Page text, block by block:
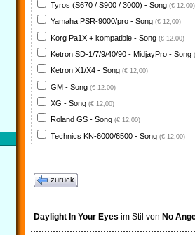
Tyros (S670 / S900 / 3000) - Song (€ 12,00)
Yamaha PSR-9000/pro - Song (€ 12,00)
Korg Pa1X + kompatible - Song (€ 12,00)
Ketron SD-1/7/9/40/90 - MidjayPro - Song
Ketron X1/X4 - Song (€ 12,00)
GM - Song (€ 12,00)
XG - Song (€ 12,00)
Roland GS - Song (€ 12,00)
Technics KN-6000/6500 - Song (€ 12,00)
zurück
Daylight In Your Eyes im Stil von No